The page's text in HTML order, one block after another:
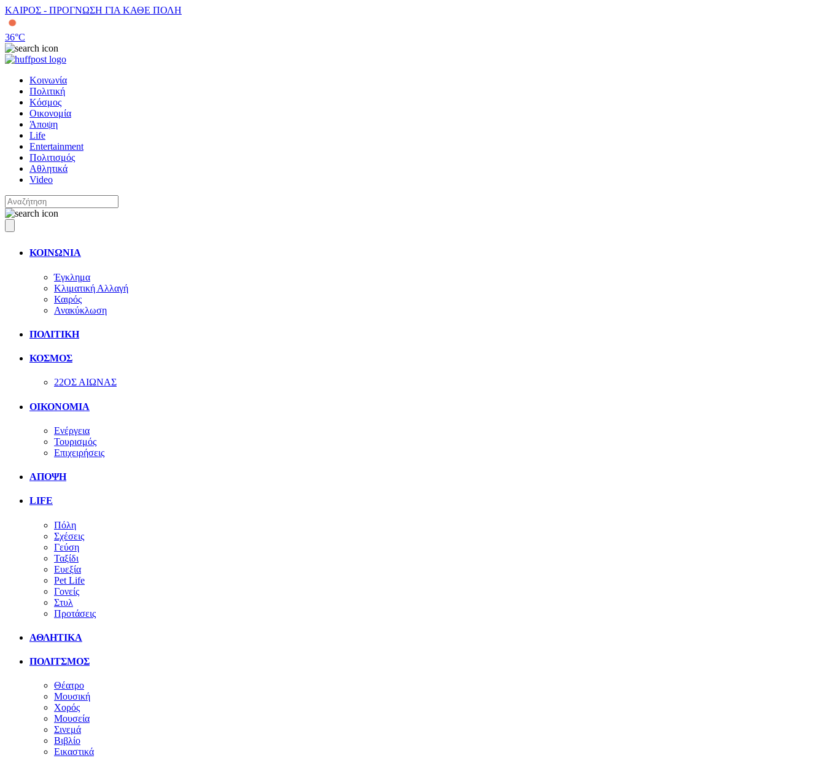
ΚΑΙΡΟΣ - ΠΡΟΓΝΩΣΗ ΓΙΑ ΚΑΘΕ ΠΟΛΗ
36°C
Κοινωνία
Πολιτική
Κόσμος
Οικονομία
Άποψη
Life
Entertainment
Πολιτισμός
Αθλητικά
Video
ΚΟΙΝΩΝΙΑ
Έγκλημα
Κλιματική Αλλαγή
Καιρός
Ανακύκλωση
ΠΟΛΙΤΙΚΗ
ΚΟΣΜΟΣ
22ΟΣ ΑΙΩΝΑΣ
ΟΙΚΟΝΟΜΙΑ
Ενέργεια
Τουρισμός
Επιχειρήσεις
ΑΠΟΨΗ
LIFE
Πόλη
Σχέσεις
Γεύση
Ταξίδι
Ευεξία
Pet Life
Γονείς
Στυλ
Προτάσεις
ΑΘΛΗΤΙΚΑ
ΠΟΛΙΤΣΜΟΣ
Θέατρο
Μουσική
Χορός
Μουσεία
Σινεμά
Βιβλίο
Εικαστικά